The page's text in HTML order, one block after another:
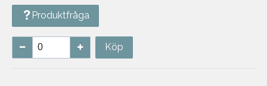
Produktfråga
Köp